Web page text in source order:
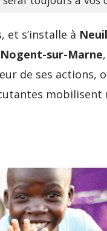
et s’installe à
Nogent-sur-Marne
de ses actions,
mobilisent